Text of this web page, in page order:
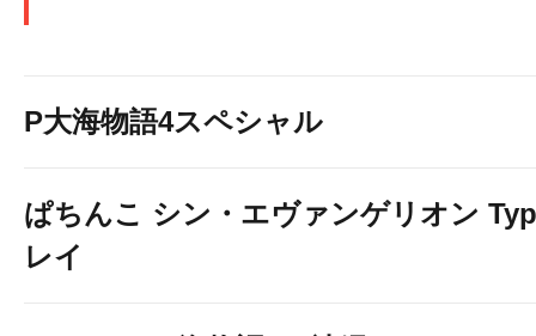
P大海物語4スペシャル
ぱちんこ シン・エヴァンゲリオン
レイ